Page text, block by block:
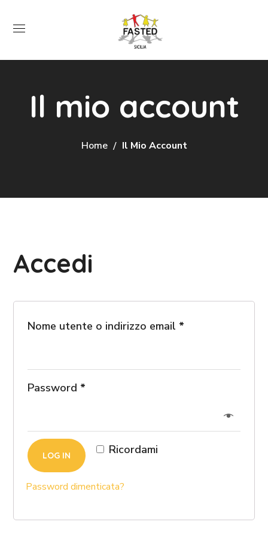
Il mio account
Home Il Mio Account
Accedi
Nome utente o indirizzo email *
Password *
Ricordami
LOG IN
Password dimenticata?